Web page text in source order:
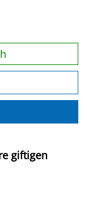
giftigen